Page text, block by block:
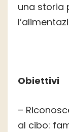
una storia
Obiettivi
–
al cibo: